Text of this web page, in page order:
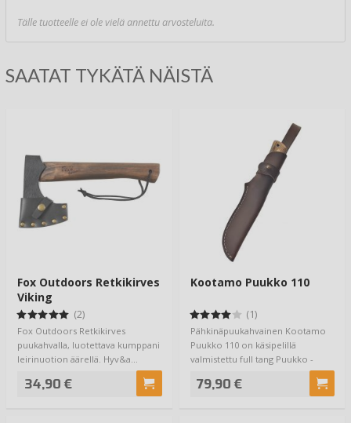
Tälle tuotteelle ei ole vielä annettu arvosteluita.
SAATAT TYKÄTÄ NÄISTÄ
Fox Outdoors Retkikirves
Viking
(2)
Fox Outdoors Retkikirves
puukahvalla, luotettava kumppani
leirinuotion äärellä. Hyv&a…
34,90 €
Kootamo Puukko 110
(1)
Pähkinäpuukahvainen Kootamo
Puukko 110 on käsipelillä
valmistettu full tang Puukko -
79,90 €